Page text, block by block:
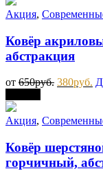
Акция,
Ковёр
абстракция
от 650руб. 380руб.
Акция,
Ковёр
горчичный,